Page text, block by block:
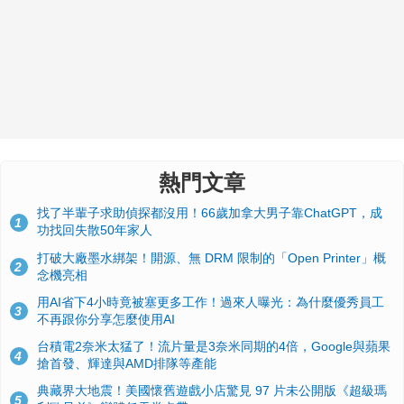
熱門文章
1
找了半輩子求助偵探都沒用！66歲加拿大男子靠ChatGPT，成
功找回失散50年家人
2
打破大廠墨水綁架！開源、無 DRM 限制的「Open Printer」概
念機亮相
3
用AI省下4小時竟被塞更多工作！過來人曝光：為什麼優秀員工
不再跟你分享怎麼使用AI
4
台積電2奈米太猛了！流片量是3奈米同期的4倍，Google與蘋果
搶首發、輝達與AMD排隊等產能
5
典藏界大地震！美國懷舊遊戲小店驚見 97 片未公開版《超級瑪